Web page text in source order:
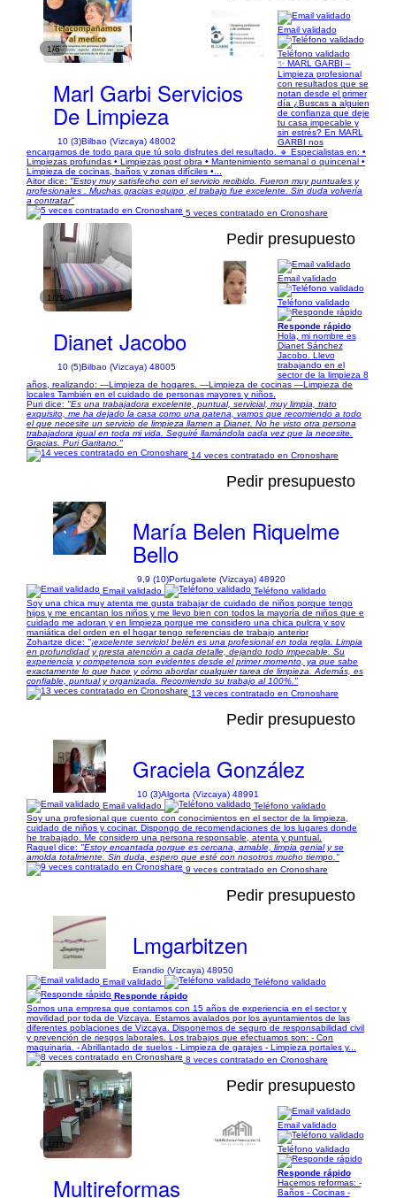
1/6
Marl Garbi Servicios
De Limpieza
10 (3)Bilbao (Vizcaya) 48002
Email validado
Teléfono validado
✨ MARL GARBI –
Limpieza profesional
con resultados que se
notan desde el primer
día ¿Buscas a alguien
de confianza que deje
tu casa impecable y
sin estrés? En MARL
GARBI nos
encargamos de todo para que tú solo disfrutes del resultado. 🔹 Especialistas en: •
Limpiezas profundas • Limpiezas post obra • Mantenimiento semanal o quincenal •
Limpieza de cocinas, baños y zonas difíciles •...
Aitor dice: "Estoy muy satisfecho con el servicio recibido. Fueron muy puntuales y
profesionales . Muchas gracias equipo ,el trabajo fue excelente. Sin duda volvería
a contratar"
5 veces contratado en Cronoshare
1/22
Pedir presupuesto
Dianet Jacobo
10 (5)Bilbao (Vizcaya) 48005
Email validado
Teléfono validado
Responde rápido
Hola, mi nombre es
Dianet Sánchez
Jacobo. Llevo
trabajando en el
sector de la limpieza 8
años, realizando: —Limpieza de hogares. —Limpieza de cocinas —Limpieza de
locales También en el cuidado de personas mayores y niños.
Puri dice: "Es una trabajadora excelente, puntual, servicial, muy limpia, trato
exquisito, me ha dejado la casa como una patena, vamos que recomiendo a todo
el que necesite un servicio de limpieza llamen a Dianet. No he visto otra persona
trabajadora igual en toda mi vida. Seguiré llamándola cada vez que la necesite.
Gracias. Puri Garitano."
14 veces contratado en Cronoshare
Pedir presupuesto
María Belen Riquelme
Bello
9,9 (10)Portugalete (Vizcaya) 48920
Email validado
Teléfono validado
Soy una chica muy atenta me gusta trabajar de cuidado de niños porque tengo
hijos y me encantan los niños y me llevo bien con todos la mayoría de niños que e
cuidado me adoran y en limpieza porque me considero una chica pulcra y soy
maniática del orden en el hogar tengo referencias de trabajo anterior
Zohartze dice: "¡excelente servicio! belén es una profesional en toda regla. Limpia
en profundidad y presta atención a cada detalle, dejando todo impecable. Su
experiencia y competencia son evidentes desde el primer momento, ya que sabe
exactamente lo que hace y cómo abordar cualquier tarea de limpieza. Además, es
confiable, puntual y organizada. Recomiendo su trabajo al 100%."
13 veces contratado en Cronoshare
Pedir presupuesto
Graciela González
10 (3)Algorta (Vizcaya) 48991
Email validado
Teléfono validado
Soy una profesional que cuento con conocimientos en el sector de la limpieza,
cuidado de niños y cocinar. Dispongo de recomendaciones de los lugares donde
he trabajado. Me considero una persona responsable, atenta y puntual.
Raquel dice: "Estoy encantada porque es cercana, amable, limpia genial y se
amolda totalmente. Sin duda, espero que esté con nosotros mucho tiempo."
9 veces contratado en Cronoshare
Pedir presupuesto
Lmgarbitzen
Erandio (Vizcaya) 48950
Email validado
Teléfono validado
Responde rápido
Somos una empresa que contamos con 15 años de experiencia en el sector y
movilidad por toda de Vizcaya. Estamos avalados por los ayuntamientos de las
diferentes poblaciones de Vizcaya. Disponemos de seguro de responsabilidad civil
y prevención de riesgos laborales. Los trabajos que efectuamos son: - Con
maquinaria. - Abrillantado de suelos - Limpieza de garajes - Limpieza portales y...
8 veces contratado en Cronoshare
1/10
Pedir presupuesto
Multireformas
Email validado
Teléfono validado
Responde rápido
Hacemos reformas: -
Baños - Cocinas -